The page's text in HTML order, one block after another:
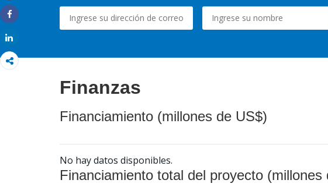
Share
Finanzas
Financiamiento (millones de US$)
No hay datos disponibles.
Financiamiento total del proyecto (millones